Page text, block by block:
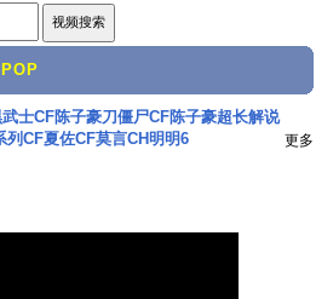
士CF陈子豪刀僵尸CF陈子豪超长解说
CF夏佐CF莫言CH明明6
更多